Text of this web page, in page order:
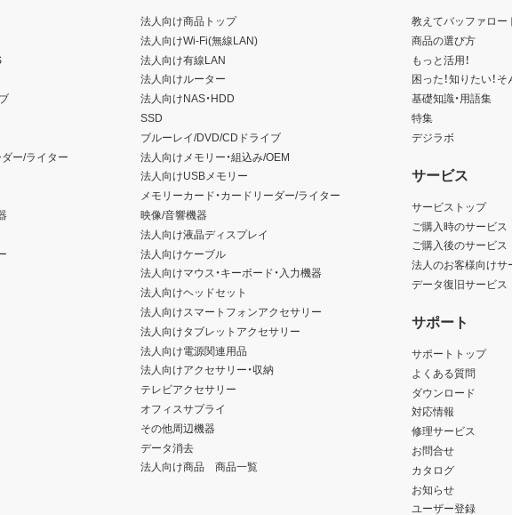
ー/ライター
法人向け商品トップ
法人向けWi-Fi(無線LAN)
法人向け有線LAN
法人向けルーター
法人向けNAS・HDD
SSD
ブルーレイ/DVD/CDドライブ
法人向けメモリー・組込み/OEM
法人向けUSBメモリー
メモリーカード・カードリーダー/ライター
映像/音響機器
法人向け液晶ディスプレイ
法人向けケーブル
法人向けマウス・キーボード・入力機器
法人向けヘッドセット
法人向けスマートフォンアクセサリー
法人向けタブレットアクセサリー
法人向け電源関連用品
法人向けアクセサリー・収納
テレビアクセサリー
オフィスサプライ
その他周辺機器
データ消去
法人向け商品 商品一覧
教えてバッファロー
商品の選び方
もっと活用！
困った！知りたい！
基礎知識・用語集
特集
デジラボ
サービス
サービストップ
ご購入時のサービス
ご購入後のサービス
法人のお客様向けサ
データ復旧サービス
サポート
サポートトップ
よくある質問
ダウンロード
対応情報
修理サービス
お問合せ
カタログ
お知らせ
ユーザー登録